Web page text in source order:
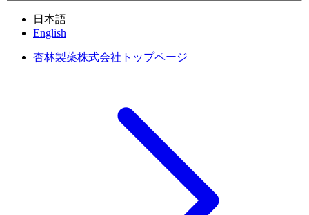
日本語
English
杏林製薬株式会社トップページ